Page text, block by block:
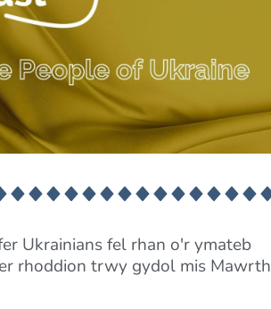
Ukrainians fel rhan o'r ymateb
rhoddion trwy gydol mis Mawrth